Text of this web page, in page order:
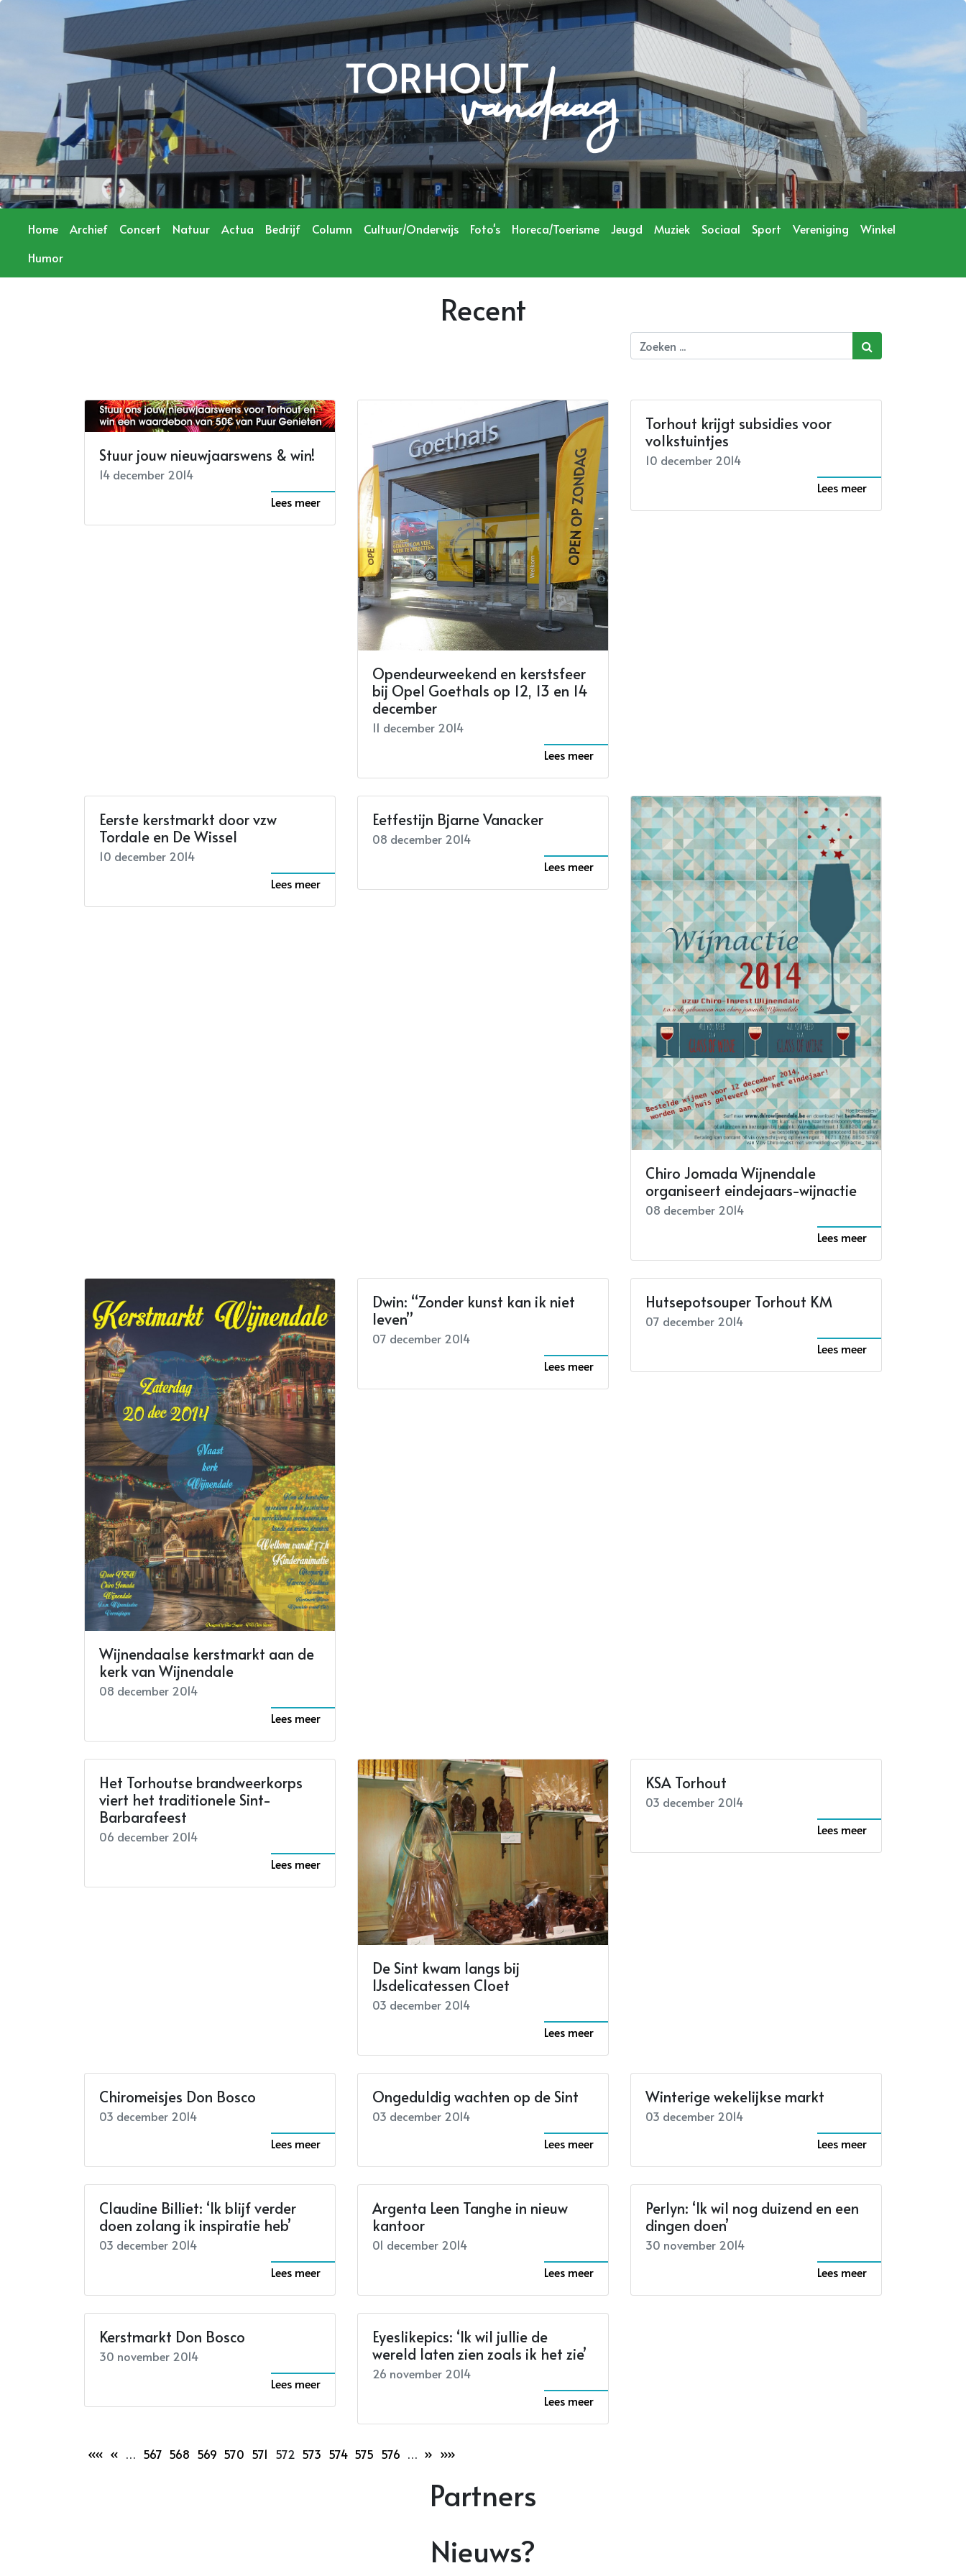
Home Archief Concert Natuur Actua Bedrijf Column Cultuur/Onderwijs Foto's Horeca/Toerisme Jeugd Muziek Sociaal Sport Vereniging
Winkel
Humor
Recent
Stuur jouw nieuwjaarswens & win!
14 december 2014
Lees meer
Opendeurweekend en kerstsfeer
bij Opel Goethals op 12, 13 en 14
december
11 december 2014
Lees meer
Torhout krijgt subsidies voor
volkstuintjes
10 december 2014
Lees meer
Eerste kerstmarkt door vzw
Tordale en De Wissel
10 december 2014
Lees meer
Eetfestijn Bjarne Vanacker
08 december 2014
Lees meer
Chiro Jomada Wijnendale
organiseert eindejaars-wijnactie
08 december 2014
Lees meer
Wijnendaalse kerstmarkt aan de
kerk van Wijnendale
08 december 2014
Lees meer
Dwin: “Zonder kunst kan ik niet
leven”
07 december 2014
Lees meer
Hutsepotsouper Torhout KM
07 december 2014
Lees meer
Het Torhoutse brandweerkorps
viert het traditionele Sint-
Barbarafeest
06 december 2014
Lees meer
De Sint kwam langs bij
IJsdelicatessen Cloet
03 december 2014
Lees meer
KSA Torhout
03 december 2014
Lees meer
Chiromeisjes Don Bosco
03 december 2014
Lees meer
Ongeduldig wachten op de Sint
03 december 2014
Lees meer
Winterige wekelijkse markt
03 december 2014
Lees meer
Claudine Billiet: ‘Ik blijf verder
doen zolang ik inspiratie heb’
03 december 2014
Lees meer
Argenta Leen Tanghe in nieuw
kantoor
01 december 2014
Lees meer
Perlyn: ‘Ik wil nog duizend en een
dingen doen’
30 november 2014
Lees meer
Kerstmarkt Don Bosco
30 november 2014
Lees meer
Eyeslikepics: ‘Ik wil jullie de
wereld laten zien zoals ik het zie’
26 november 2014
Lees meer
«« « … 567 568 569 570 571 572 573 574 575 576 … » »»
Partners
Nieuws?